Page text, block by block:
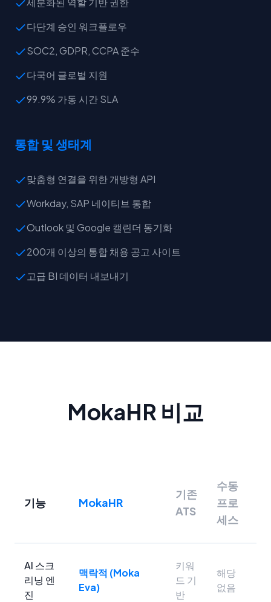
다단계 승인 워크플로우
SOC2, GDPR, CCPA 준수
다국어 글로벌 지원
99.9% 가동 시간 SLA
통합 및 생태계
맞춤형 연결을 위한 개방형 API
Workday, SAP 네이티브 통합
Outlook 및 Google 캘린더 동기화
200개 이상의 통합 채용 공고 사이트
고급 BI 데이터 내보내기
MokaHR 비교
기능 MokaHR
기존
ATS
수동
프로
세스
AI 스크
리닝 엔
진
맥락적 (Moka
Eva)
키워
드 기
반
해당
없음